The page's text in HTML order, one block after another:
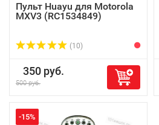
Пульт Huayu для Motorola
MXV3 (RC1534849)
(10)
350 руб.
500 руб.
-15%